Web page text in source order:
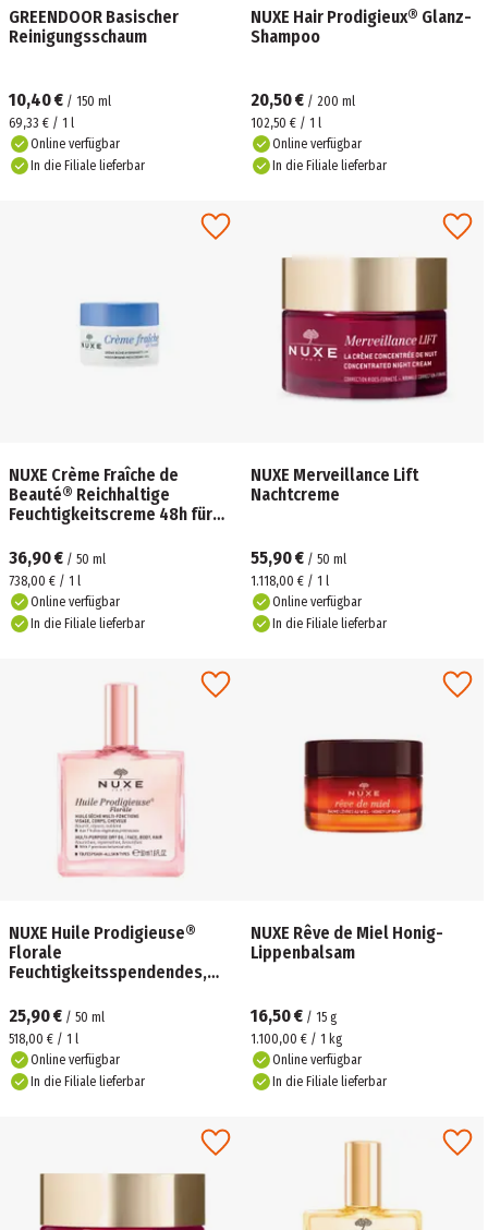
GREENDOOR Basischer
Reinigungsschaum
10,40 € / 150 ml
69,33 € / 1 l
Online verfügbar
In die Filiale lieferbar
NUXE Hair Prodigieux® Glanz-
Shampoo
20,50 € / 200 ml
102,50 € / 1 l
Online verfügbar
In die Filiale lieferbar
NUXE Crème Fraîche de
Beauté® Reichhaltige
Feuchtigkeitscreme 48h für
36,90 € / 50 ml
738,00 € / 1 l
Online verfügbar
In die Filiale lieferbar
NUXE Merveillance Lift
Nachtcreme
55,90 € / 50 ml
1.118,00 € / 1 l
Online verfügbar
In die Filiale lieferbar
NUXE Huile Prodigieuse®
Florale
Feuchtigkeitsspendendes,
regenerierendes Öl
25,90 € / 50 ml
518,00 € / 1 l
Online verfügbar
In die Filiale lieferbar
NUXE Rêve de Miel Honig-
Lippenbalsam
16,50 € / 15 g
1.100,00 € / 1 kg
Online verfügbar
In die Filiale lieferbar